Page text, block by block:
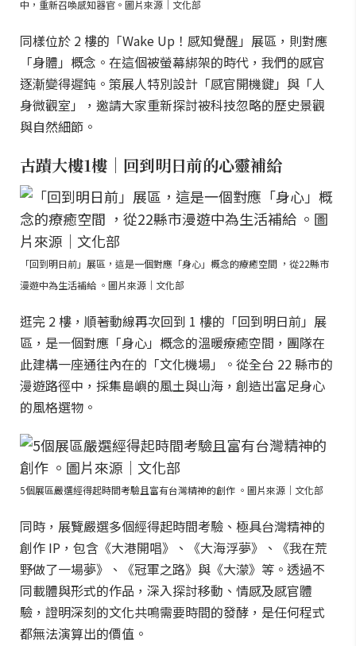
中，重新召喚感知器官。圖片來源｜文化部
同樣位於 2 樓的「Wake Up！感知覺醒」展區，則對應
「身體」概念。在這個被螢幕綁架的時代，我們的感官
逐漸變得遲鈍。策展人特別設計「感官開機鍵」與「人
身微觀室」，邀請大家重新探討被科技忽略的歷史景觀
與自然細節。
古蹟大樓1樓｜回到明日前的心靈補給
「回到明日前」展區，這是一個對應「身心」概念的療癒空間 ，從22縣市
漫遊中為生活補給 。圖片來源｜文化部
逛完 2 樓，順著動線再次回到 1 樓的「回到明日前」展
區，是一個對應「身心」概念的溫暖療癒空間，團隊在
此建構一座通往內在的「文化機場」。從全台 22 縣市的
漫遊路徑中，採集島嶼的風土與山海，創造出富足身心
的風格選物。
5個展區嚴選經得起時間考驗且富有台灣精神的創作 。圖片來源｜文化部
同時，展覽嚴選多個經得起時間考驗、極具台灣精神的
創作 IP，包含《大港開唱》、《大海浮夢》、《我在荒
野做了一場夢》、《冠軍之路》與《大濛》等。透過不
同載體與形式的作品，深入探討移動、情感及感官體
驗，證明深刻的文化共鳴需要時間的發酵，是任何程式
都無法演算出的價值。